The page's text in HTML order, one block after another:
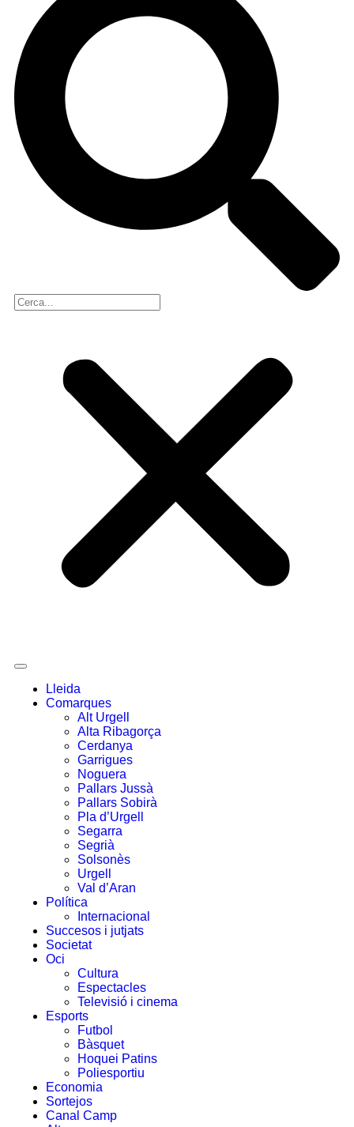
Lleida
Comarques
Alt Urgell
Alta Ribagorça
Cerdanya
Garrigues
Noguera
Pallars Jussà
Pallars Sobirà
Pla d’Urgell
Segarra
Segrià
Solsonès
Urgell
Val d’Aran
Política
Internacional
Succesos i jutjats
Societat
Oci
Cultura
Espectacles
Televisió i cinema
Esports
Futbol
Bàsquet
Hoquei Patins
Poliesportiu
Economia
Sortejos
Canal Camp